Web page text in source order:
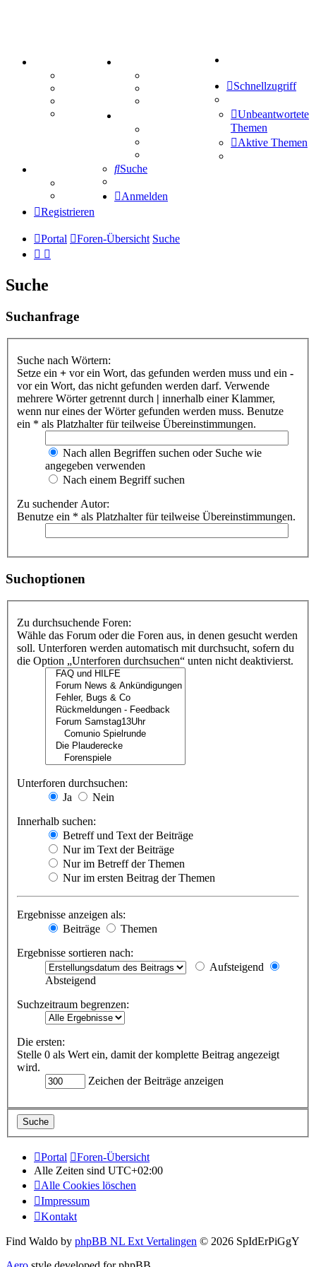
Mastodon
Treffenübersicht
Zitatesammlung
Schiffe versenken
Tipprunde
Comunio
Schnellzugriff
Unbeantwortete
Themen
Aktive Themen
Suche
Anmelden
Registrieren
Portal Foren-Übersicht Suche
Suche
Suchanfrage
Suche nach Wörtern:
Setze ein + vor ein Wort, das gefunden werden muss und ein -
vor ein Wort, das nicht gefunden werden darf. Verwende
mehrere Wörter getrennt durch | innerhalb einer Klammer,
wenn nur eines der Wörter gefunden werden muss. Benutze
ein * als Platzhalter für teilweise Übereinstimmungen.
Nach allen Begriffen suchen oder Suche wie
angegeben verwenden
Nach einem Begriff suchen
Zu suchender Autor:
Benutze ein * als Platzhalter für teilweise Übereinstimmungen.
Suchoptionen
Zu durchsuchende Foren:
Wähle das Forum oder die Foren aus, in denen gesucht werden
soll. Unterforen werden automatisch mit durchsucht, sofern du
die Option „Unterforen durchsuchen“ unten nicht deaktivierst.
Unterforen durchsuchen:
Ja
Nein
Innerhalb suchen:
Betreff und Text der Beiträge
Nur im Text der Beiträge
Nur im Betreff der Themen
Nur im ersten Beitrag der Themen
Ergebnisse anzeigen als:
Beiträge
Themen
Ergebnisse sortieren nach:
Aufsteigend
Absteigend
Suchzeitraum begrenzen:
Die ersten:
Stelle 0 als Wert ein, damit der komplette Beitrag angezeigt
wird.
Zeichen der Beiträge anzeigen
Portal
Foren-Übersicht
Alle Zeiten sind UTC+02:00
Alle Cookies löschen
Impressum
Kontakt
Find Waldo by phpBB NL Ext Vertalingen © 2026 SpIdErPiGgY